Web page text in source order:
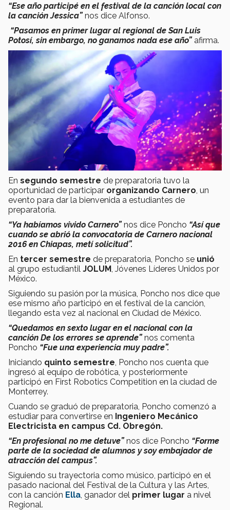
“Ese año participé en el festival de la canción local con
la canción Jessica”nos dice Alfonso.
“Pasamos en primer lugar al regional de San Luis
Potosí, sin embargo, no ganamos nada ese año”afirma.
En segundo semestre de preparatoria tuvo la
oportunidad de participar organizando Carnero , un
evento para dar la bienvenida a estudiantes de
preparatoria.
“Ya habíamos vivido Carnero”nos dice Poncho “Así que
cuando se abrió la convocatoria de Carnero nacional
2016 en Chiapas, metí solicitud”.
En tercer semestre de preparatoria, Poncho se unió
al grupo estudiantil JOLUM , Jóvenes Líderes Unidos por
México.
Siguiendo su pasión por la música, Poncho nos dice que
ese mismo año participó en el festival de la canción,
llegando esta vez al nacional en Ciudad de México.
“Quedamos en sexto lugar en el nacional con la
canción De los errores se aprende”nos comenta
Poncho “Fue una experiencia muy padre”.
Iniciando quinto semestre , Poncho nos cuenta que
ingresó al equipo de robótica, y posteriormente
participó en First Robotics Competition en la ciudad de
Monterrey.
Cuando se graduó de preparatoria, Poncho comenzó a
estudiar para convertirse en Ingeniero Mecánico
Electricista en campus Cd. Obregón.
“En profesional no me detuve”nos dice Poncho “Forme
parte de la sociedad de alumnos y soy embajador de
atracción del campus”.
Siguiendo su trayectoria como músico, participó en el
pasado nacional del Festival de la Cultura y las Artes,
con la canción Ella , ganador del primer lugar a nivel
Regional.